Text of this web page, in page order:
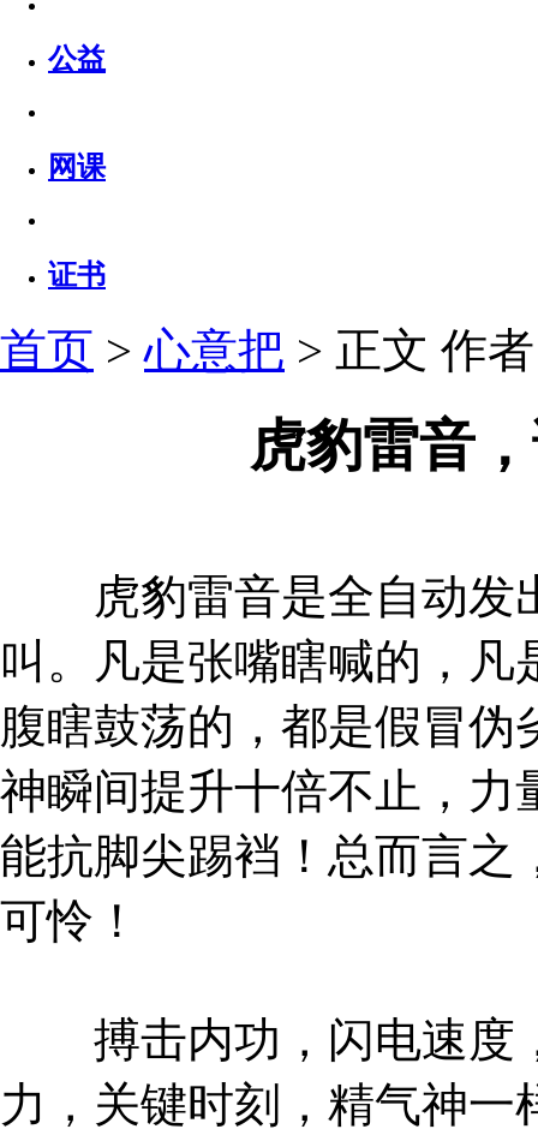
公益
网课
证书
首页 >心意把 > 正文 作
虎豹雷音
虎豹雷音是全自动发
叫。凡是张嘴瞎喊的，
腹瞎鼓荡的，都是假冒
神瞬间提升十倍不止，力
能抗脚尖踢裆！总而言之
可怜！
搏击内功，闪电速度
力，关键时刻，精气神